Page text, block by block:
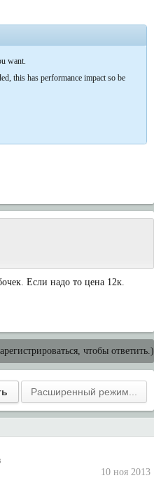
want.
this has performance impact so be
Если надо то цена 12к.
чтобы ответить.)
10 ноя 2013